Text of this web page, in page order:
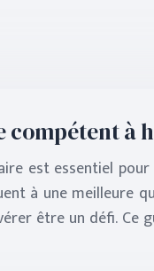
à
est essentiel
à une meilleure
être un défi. Ce